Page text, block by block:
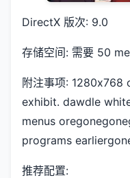
DirectX 版次: 9.0
存储空间: 需要 50
附注事项: 1280x768
exhibit. dawdle
menus
programs
推荐配置: